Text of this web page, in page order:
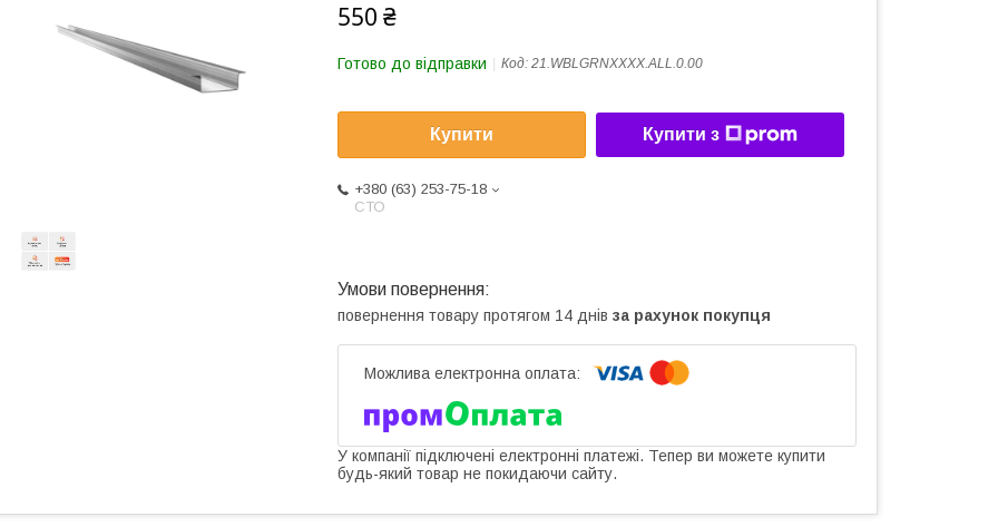
550 ₴
Готово до відправки Код: 21.WBLGRNXXXX.ALL.0.00
Купити Купити з
+380 (63) 253-75-18
СТО
повернення товару протягом 14 днів за рахунок покупця
У компанії підключені електронні платежі. Тепер ви можете купити
будь-який товар не покидаючи сайту.